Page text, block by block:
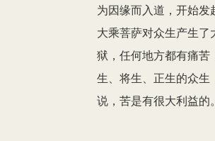
为因缘而入道，开始发
大乘菩萨对众生产生
狱，任何地方都有痛
生、将生、正生的众
说，苦是有很大利益的。